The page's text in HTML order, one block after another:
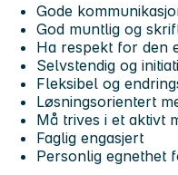
Gode
God muntlig og
Ha respekt for den
Selvstendig og
Fleksibel og
Løsningsorientert
Må trives i et aktivt
Faglig engasjert
Personlig egnethet